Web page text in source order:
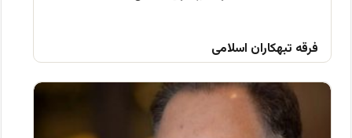
فرقه تبهکاران اسلامی